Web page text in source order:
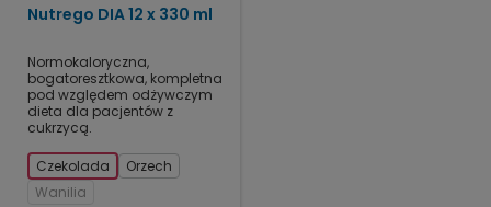
Nutrego DIA 12 x 330 ml
Normokaloryczna,
bogatoresztkowa, kompletna
pod względem odżywczym
dieta dla pacjentów z
cukrzycą.
Czekolada
Orzech
Wanilia